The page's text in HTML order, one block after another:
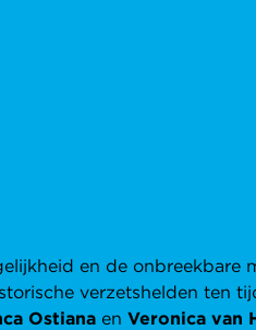
en de onbreekbare
verzetshelden ten
Ostiana enVeronica van